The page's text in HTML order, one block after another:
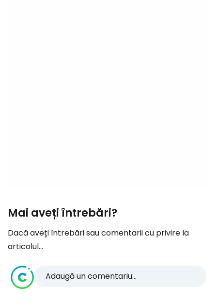
Mai aveți întrebări?
Dacă aveți întrebări sau comentarii cu privire la
articolul...
Adaugă un comentariu...